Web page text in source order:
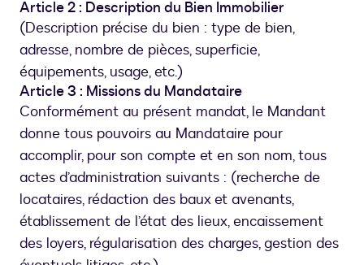
Article 2 : Description du Bien Immobilier
(Description précise du bien : type de bien,
adresse, nombre de pièces, superficie,
équipements, usage, etc.)
Article 3 : Missions du Mandataire
Conformément au présent mandat, le Mandant
donne tous pouvoirs au Mandataire pour
accomplir, pour son compte et en son nom, tous
actes d’administration suivants : (recherche de
locataires, rédaction des baux et avenants,
établissement de l’état des lieux, encaissement
des loyers, régularisation des charges, gestion des